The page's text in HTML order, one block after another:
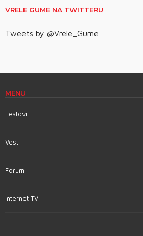
VRELE GUME NA TWITTERU
Tweets by @Vrele_Gume
MENU
Testovi
Vesti
Forum
Internet TV